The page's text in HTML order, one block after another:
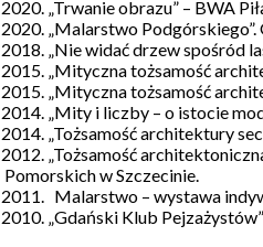
2020. „Trwanie obrazu” – BWA
2020. „Malarstwo
2018. „Nie widać drzew spośród
2015. „Mityczna tożsamość
2015. „Mityczna tożsamość
2014. „Mity i liczby – o istocie
2014. „Tożsamość architektury
2012. „Tożsamość
Pomorskich w Szczecinie.
2011. Malarstwo – wystawa
2010. „Gdański Klub